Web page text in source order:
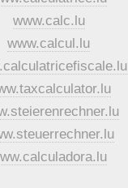
www.calc.lu
www.calcul.lu